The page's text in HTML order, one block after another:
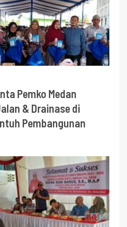
Pemko Medan
& Drainase di
Pembangunan